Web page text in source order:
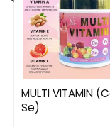
MULTI VITAMIN
Se)